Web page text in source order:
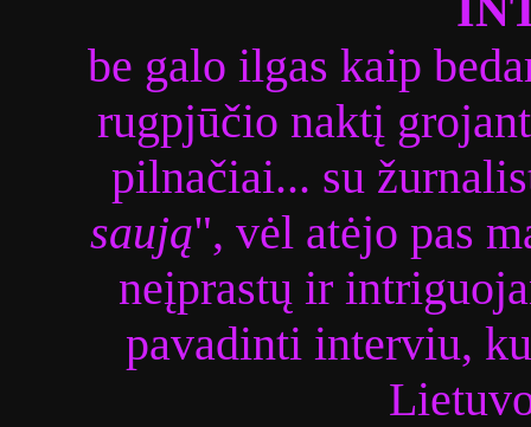
be galo ilgas kaip
rugpjūčio naktį
pilnačiai... su
saują", vėl atėjo pas
neįprastų ir
pavadinti interviu,